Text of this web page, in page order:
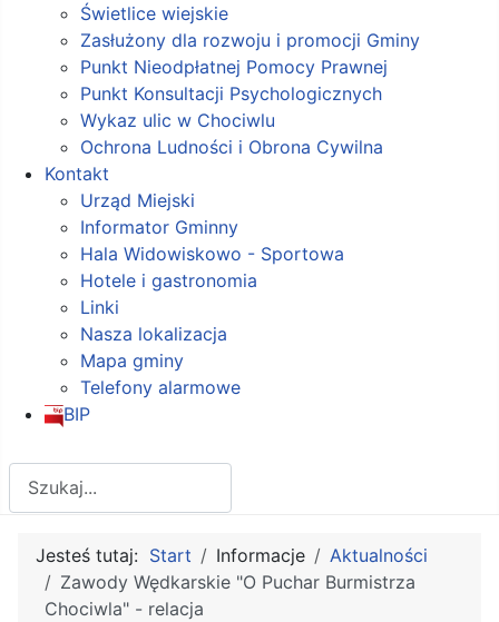
Świetlice wiejskie
Zasłużony dla rozwoju i promocji Gminy
Punkt Nieodpłatnej Pomocy Prawnej
Punkt Konsultacji Psychologicznych
Wykaz ulic w Chociwlu
Ochrona Ludności i Obrona Cywilna
Kontakt
Urząd Miejski
Informator Gminny
Hala Widowiskowo - Sportowa
Hotele i gastronomia
Linki
Nasza lokalizacja
Mapa gminy
Telefony alarmowe
BIP
Jesteś tutaj: Start Informacje
Aktualności
Zawody Wędkarskie "O Puchar Burmistrza
Chociwla" - relacja